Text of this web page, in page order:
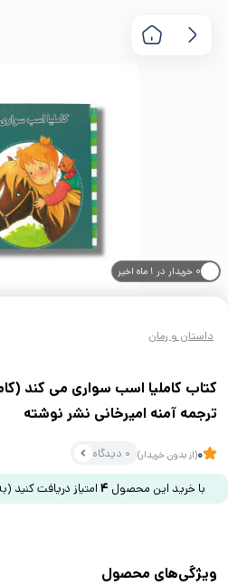
۰ خریدار در ۱ ماه اخیر
داستان و رمان
ترجمه آمنه امیرخانی نشر نوشته
0(از بدون خریدار) 0 دیدگاه
با خرید این محصول 4 امتیاز دریافت کنید
ویژگی‌های محصول